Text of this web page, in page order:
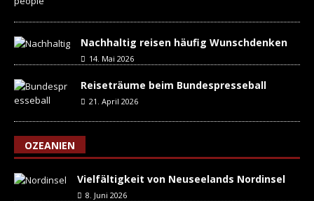
Nachhaltig reisen häufig Wunschdenken
14. Mai 2026
Reiseträume beim Bundespresseball
21. April 2026
OZEANIEN
Vielfältigkeit von Neuseelands Nordinsel
8. Juni 2026